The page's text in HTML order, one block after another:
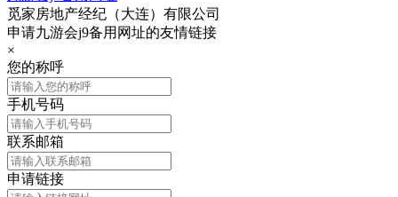
觅家房地产经纪（大连）有限公司
申请九游会j9备用网址的友情链接
×
您的称呼
手机号码
联系邮箱
申请链接